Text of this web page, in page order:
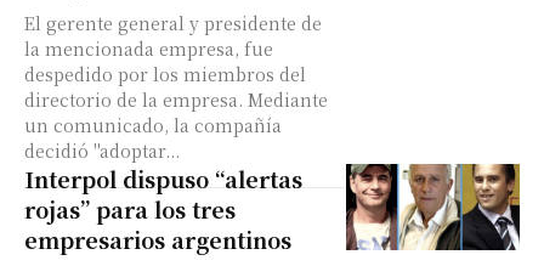
El gerente general y presidente de
la mencionada empresa, fue
despedido por los miembros del
directorio de la empresa. Mediante
un comunicado, la compañía
decidió "adoptar...
Interpol dispuso “alertas
rojas” para los tres
empresarios argentinos